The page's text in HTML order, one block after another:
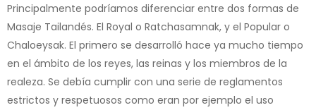
Principalmente podríamos diferenciar entre dos formas de
Masaje Tailandés. El Royal o Ratchasamnak, y el Popular o
Chaloeysak. El primero se desarrolló hace ya mucho tiempo
en el ámbito de los reyes, las reinas y los miembros de la
realeza. Se debía cumplir con una serie de reglamentos
estrictos y respetuosos como eran por ejemplo el uso